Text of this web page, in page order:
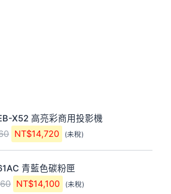
X52 高亮彩商用投影機
原
始
價
格
：
N
NT$14,720
目
前
價
格
：
N
T
(未稅)
青藍色碳粉匣
原
始
價
NT$14,100
目
前
價
(未稅)